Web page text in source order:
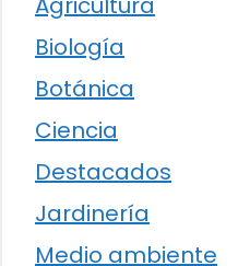
Biología
Botánica
Ciencia
Destacados
Jardinería
Medio ambiente